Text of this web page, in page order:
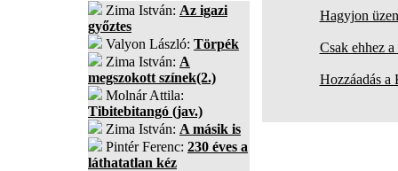
Zima István: Az igazi
győztes
Valyon László: Törpék
Zima István: A
megszokott színek(2.)
Molnár Attila:
Tibitebitangó (jav.)
Zima István: A másik is
Pintér Ferenc: 230 éves a
láthatatlan kéz
Hagyjon
Csak ehhez
Hozzáadás